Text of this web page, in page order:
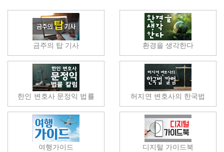
금주의 탑 기사 환경을 생각한다
한인 변호사 문정익 법률 허지연 변호사의 한국법
여행가이드 디지털 가이드북